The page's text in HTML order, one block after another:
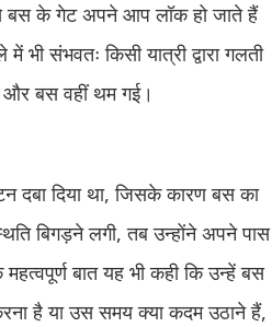
से बस के गेट अपने आप लॉक हो जाते हैं
संभवतः किसी यात्री द्वारा गलती
और बस वहीं थम गई।
दबा दिया था, जिसके कारण बस का
बिगड़ने लगी, तब उन्होंने अपने पास
बात यह भी कही कि उन्हें बस
है या उस समय क्या कदम उठाने हैं,